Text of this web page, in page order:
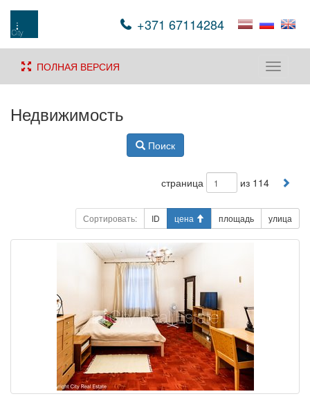
+371 67114284
Toggle
ПОЛНАЯ ВЕРСИЯ
Недвижимость
Поиск
страница из 114
Сортировать: ID цена площадь улица